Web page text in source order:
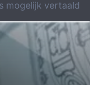
mogelijk vertaald